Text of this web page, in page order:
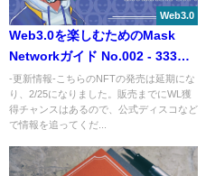
Web3.0
Web3.0を楽しむためのMask
Networkガイド No.002 - 333個
限定の激レアNFTの入手方法
-更新情報-こちらのNFTの発売は延期にな
り、2/25になりました。販売までにWL獲
得チャンスはあるので、公式ディスコなど
で情報を追ってくだ...